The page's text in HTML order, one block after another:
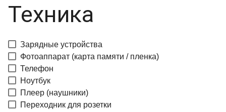
Техника
Зарядные устройства
Фотоаппарат (карта памяти / пленка)
Телефон
Ноутбук
Плеер (наушники)
Переходник для розетки